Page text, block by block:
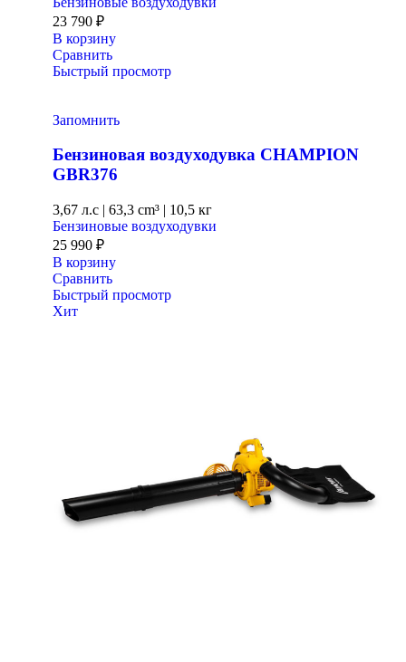
23 790 ₽
В корзину
Сравнить
Быстрый просмотр
Запомнить
Бензиновая воздуходувка CHAMPION
GBR376
3,67 л.с | 63,3 cm³ | 10,5 кг
Бензиновые воздуходувки
25 990 ₽
В корзину
Сравнить
Быстрый просмотр
Хит